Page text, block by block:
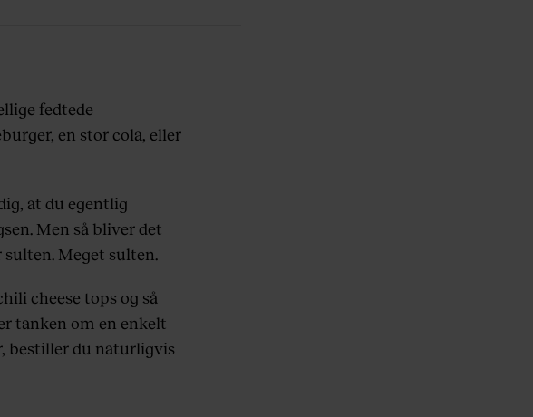
fedtede
en stor cola, eller
at du egentlig
Men så bliver det
Meget sulten.
cheese tops og så
tanken om en enkelt
bestiller du naturligvis